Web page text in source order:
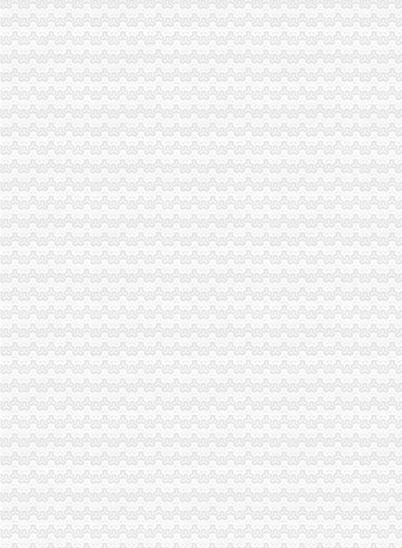
重庆市渝中区代办营业执照企业信用信息联合征信系统业务需求论证会召开
酉局掀起“解放思想，更新观念”渝中区代办公司大讨论热潮
云工商局重庆代办营业执照力抓农产品商标注册助农增收
开县局渝中区代办公司快速督办消费者申诉举报